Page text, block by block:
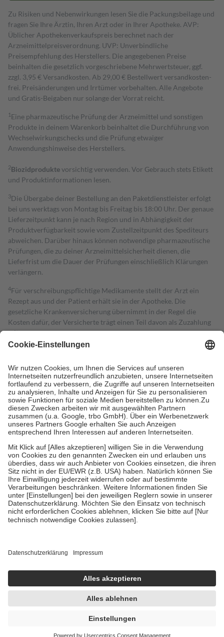
Zu Risiken und Nebenwirkungen lesen Sie die Packungsbeilage und
fragen Sie Ihre Ärztin, Ihren Arzt oder in Ihrer Apotheke. AVP:
Üblicher Apothekenverkaufspreis berechnet nach der
Arzneimittelpreisverordnung. UVP: Unverbindliche
Preisempfehlung des Herstellers. Die angegebenen Preise
beinhalten die gesetzlich vorgeschriebene Mehrwertsteuer, ggf.
zzgl. 3,95 € Versandkosten. Ab 29,00 € Bestell­wert versand­kosten­
frei. Preisänderungen und Irrtümer vorbehalten. Alle Angebote
und Gratis-Beigaben nur solange der Vorrat reicht.
1 Eine pharmazeutische Prüfung der Arzneimittel und sonstigen
Produkte in deinem Warenkorb beinhaltet die Durchführung von
Wechselwirkungschecks und die Prüfung etwaiger
Anwendungshinweise des Herstellers.
2Biozidproduktevorsichtig verwenden. Vor Gebrauch stets Etikett
und Produktinformationen lesen.
3Die Übergabe deiner Bestellung an den Paketdienstleister erfolgt
bei uns werktags von Montag bis Freitag bis 18:00 Uhr. Der genaue
Lieferzeitpunkt kann je nach Region und in Abhängigkeit der
Produktverfügbarkeit sowie vom Zustellzeitpunkt des Spediteurs
abweichen. Darüber hinaus können notwendige pharmazeutische
Prüfungen, die zu deiner Arzneimittelsicherheit dienen, die
Lieferfrist um die Dauer der Prüfungen einschließlich Klärungen
verlängern.
4Für verschreibungspflichtige Medikamente stellt der Arzt ein
Rezept aus und der Patient erhält sie in der Apotheke. Die
gesetzliche Krankenversicherung übernimmt in der Regel die
Kosten dafür, der Versicherte trägt einen Teil davon als Zuzahlung
mit.
Grundsätzlich leisten Mitglieder Zuzahlungen in Höhe von zehn
höchstens zehn Euro.
Es sind jedoch nie mehr als die tatsächlichen
Kosten der Leistung zu entrichten.
Diese Regeln gelten grundsätzlich auch für Online-Apotheken.
Bei Heilmitteln und häuslicher Krankenpflege beträgt die
Zuzahlung zehn Prozent der Kosten sowie zehn Euro je
Verordnung.
Um das Engagement der Versicherten für ihre eigene Gesundheit zu
stärken und die besondere Stellung der Familie zu unterstützen,
fallenkeine Zuzahlungenan bei:
• Kindern und Jugendlichen bis zum vollendeten 18. Lebensjahr
mit Ausnahme der Fahrkosten
• Untersuchungen zur Vorsorge und Früherkennung, die von der
GKV getragen werden
• empfohlenen Schutzimpfungen
• Harn- und Blutteststreifen
getroffen, um sicherzustellen, dass es sich um echte Bewertungen
https://help.etrusted.com/hc/de/articles/4419944605341
Einige Bilder und Inhalte wurden unter Zuhilfenahme künstlicher